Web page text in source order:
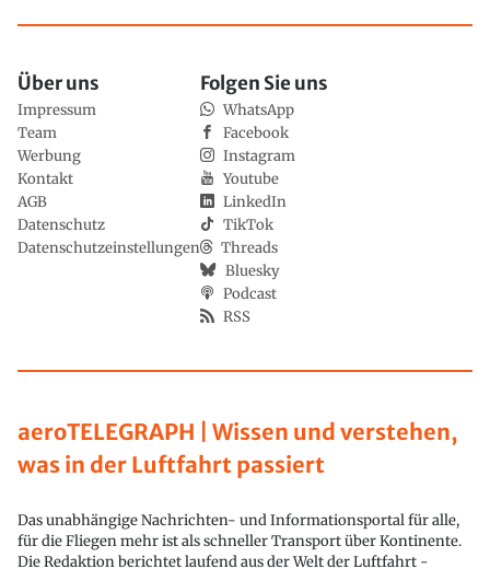
aeroTELEGRAPH | Wissen und verstehen,
was in der Luftfahrt passiert
Das unabhängige Nachrichten- und Informationsportal für alle,
für die Fliegen mehr ist als schneller Transport über Kontinente.
Die Redaktion berichtet laufend aus der Welt der Luftfahrt -
Über uns
Impressum
Team
Werbung
Kontakt
AGB
Datenschutz
Datenschutzeinstellungen
Folgen Sie uns
WhatsApp
Facebook
Instagram
Youtube
LinkedIn
TikTok
Threads
Bluesky
Podcast
RSS